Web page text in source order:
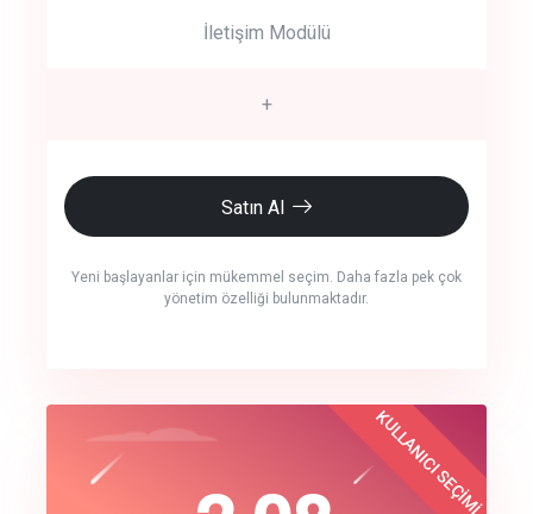
İletişim Modülü
+
Satın Al
Yeni başlayanlar için mükemmel seçim. Daha fazla pek çok
yönetim özelliği bulunmaktadır.
crm auto cync
KULLANICI SEÇİMİ
Best Choice